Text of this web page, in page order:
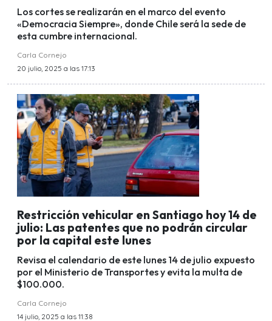
Los cortes se realizarán en el marco del evento
«Democracia Siempre», donde Chile será la sede de
esta cumbre internacional.
Carla Cornejo
20 julio, 2025 a las 17:13
Restricción vehicular en Santiago hoy 14 de
julio: Las patentes que no podrán circular
por la capital este lunes
Revisa el calendario de este lunes 14 de julio expuesto
por el Ministerio de Transportes y evita la multa de
$100.000.
Carla Cornejo
14 julio, 2025 a las 11:38